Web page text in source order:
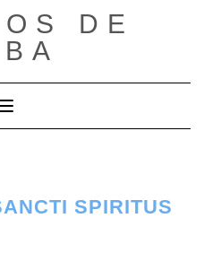
DE
Cambiar modo de navegación
SPIRITUS